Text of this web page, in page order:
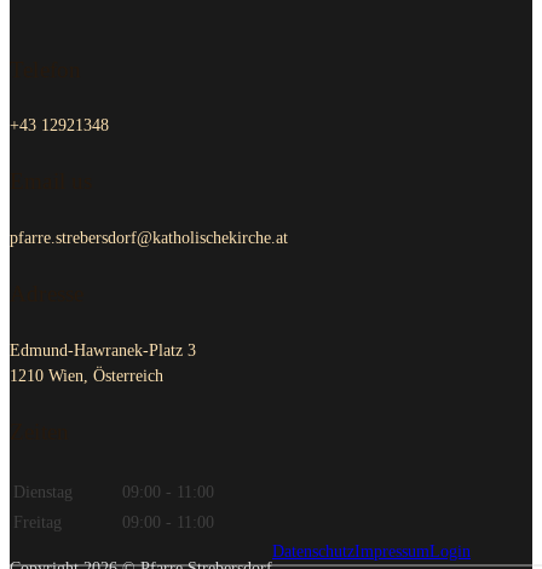
+43 12921348
pfarre.strebersdorf@katholischekirche.at
Edmund-Hawranek-Platz 3
1210 Wien, Österreich
Dienstag
09:00 - 11:00
Freitag
09:00 - 11:00
DatenschutzImpressumLogin